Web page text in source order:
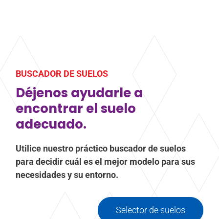
El producto decapante se utiliza para realizar una
limpieza profunda de su tapiz de danza o de
escenario, con el fin de que recupere sus cualidades
de origen, idealmente una o dos veces al año como
máximo.
Más información
about Limpiador de vinilo a fondo
BUSCADOR DE SUELOS
Déjenos ayudarle a
encontrar el suelo
adecuado.
Utilice nuestro práctico buscador de suelos
para decidir cuál es el mejor modelo para sus
necesidades y su entorno.
Selector de suelos